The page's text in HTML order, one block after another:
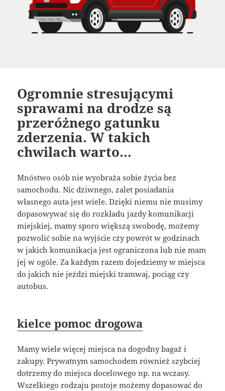
Ogromnie stresującymi
sprawami na drodze są
przeróżnego gatunku
zderzenia. W takich
chwilach warto…
Mnóstwo osób nie wyobraża sobie życia bez
samochodu. Nic dziwnego, zalet posiadania
własnego auta jest wiele. Dzięki niemu nie musimy
dopasowywać się do rozkładu jazdy komunikacji
miejskiej, mamy sporo większą swobodę, możemy
pozwolić sobie na wyjście czy powrót w godzinach
w jakich komunikacja jest ograniczona lub nie mam
jej w ogóle. Za każdym razem dojedziemy w miejsca
do jakich nie jeździ miejski tramwaj, pociąg czy
autobus.
kielce pomoc drogowa
Mamy wiele więcej miejsca na dogodny bagaż i
zakupy. Prywatnym samochodem również szybciej
dotrzemy do miejsca docelowego np. na wczasy.
Wszelkiego rodzaju postoje możemy dopasować do